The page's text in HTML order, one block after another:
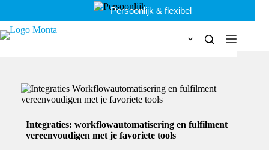
inhoud
Persoonlijk & flexibel
Integraties: workflowautomatisering en fulfilment
vereenvoudigen met je favoriete tools